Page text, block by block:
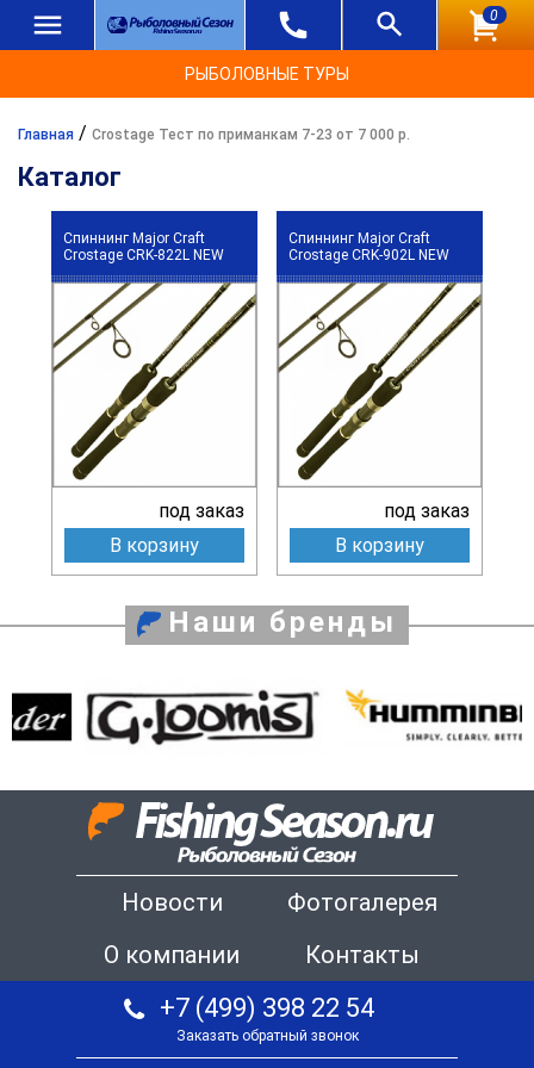
0
РЫБОЛОВНЫЕ ТУРЫ
Главная / Crostage Тест по приманкам 7-23 от 7 000 р.
Каталог
Спиннинг Major Craft
Crostage CRK-822L NEW
под заказ
В корзину
Спиннинг Major Craft
Crostage CRK-902L NEW
под заказ
В корзину
Наши бренды
Новости
Фотогалерея
О компании
Контакты
+7 (499) 398 22 54
Заказать обратный звонок